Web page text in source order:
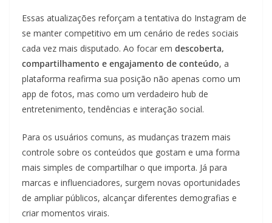
Essas atualizações reforçam a tentativa do Instagram de
se manter competitivo em um cenário de redes sociais
cada vez mais disputado. Ao focar em descoberta,
compartilhamento e engajamento de conteúdo, a
plataforma reafirma sua posição não apenas como um
app de fotos, mas como um verdadeiro hub de
entretenimento, tendências e interação social.
Para os usuários comuns, as mudanças trazem mais
controle sobre os conteúdos que gostam e uma forma
mais simples de compartilhar o que importa. Já para
marcas e influenciadores, surgem novas oportunidades
de ampliar públicos, alcançar diferentes demografias e
criar momentos virais.